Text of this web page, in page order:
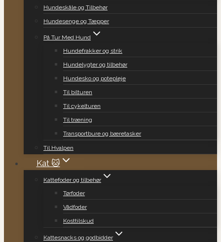
Hundeskåle og Tilbehør
Hundesenge og Tæpper
På Tur Med Hund
Hundefrakker og strik
Hundelygter og tilbehør
Hundesko og potepleje
Til bilturen
Til cykelturen
Til træning
Transportbure og bæretasker
Til Hvalpen
Kat 🐱
Kattefoder og tilbehør
Tørfoder
Vådfoder
Kosttilskud
Kattesnacks og godbidder